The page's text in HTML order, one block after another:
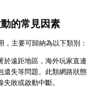
的常見因素
主要可歸納為以下類別：
於遠距地區，海外玩家直連
遺失等問題。此類網路狀態
敗或啟動中斷。